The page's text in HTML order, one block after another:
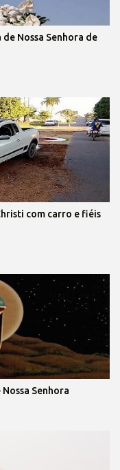
Nossa Senhora de
com carro e fiéis
Senhora